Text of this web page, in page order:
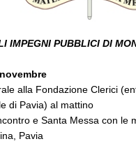
IMPEGNI PUBBLICI DI
alla Fondazione Clerici
di Pavia) al mattino
e Santa Messa con le
Pavia